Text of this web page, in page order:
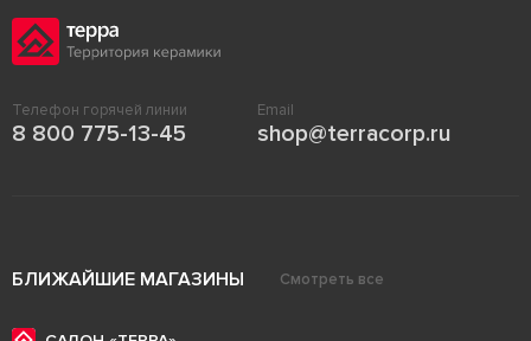
Телефон горячей линии
8 800 775-13-45
Email
shop@terracorp.ru
БЛИЖАЙШИЕ МАГАЗИНЫ Смотреть все